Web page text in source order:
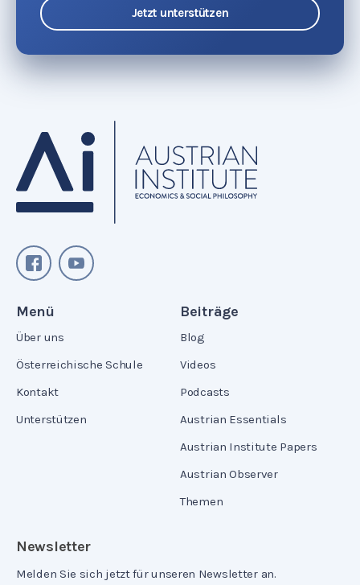
Jetzt unterstützen
Menü
Über uns
Österreichische Schule
Kontakt
Unterstützen
Beiträge
Blog
Videos
Podcasts
Austrian Essentials
Austrian Institute Papers
Austrian Observer
Themen
Newsletter
Melden Sie sich jetzt für unseren Newsletter an.